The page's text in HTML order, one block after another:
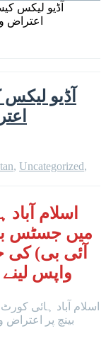
آڈیو لیکس
اعتراض
آڈیو
, Uncategorized,
اسلام
میں جسٹس
آئی بی) کی
اسلام آباد ہائی
بینچ پر